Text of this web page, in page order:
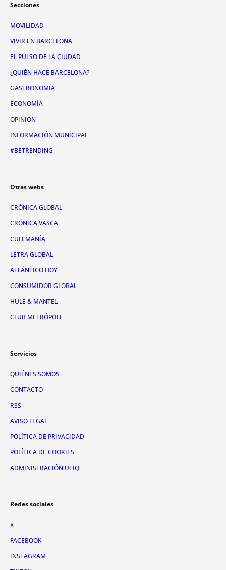
Secciones
MOVILIDAD
VIVIR EN BARCELONA
EL PULSO DE LA CIUDAD
¿QUIÉN HACE BARCELONA?
GASTRONOMÍA
ECONOMÍA
OPINIÓN
INFORMACIÓN MUNICIPAL
#BETRENDING
Otras webs
CRÓNICA GLOBAL
CRÓNICA VASCA
CULEMANÍA
LETRA GLOBAL
ATLÁNTICO HOY
CONSUMIDOR GLOBAL
HULE & MANTEL
CLUB METRÓPOLI
Servicios
QUIÉNES SOMOS
CONTACTO
RSS
AVISO LEGAL
POLÍTICA DE PRIVACIDAD
POLÍTICA DE COOKIES
ADMINISTRACIÓN UTIQ
Redes sociales
X
FACEBOOK
INSTAGRAM